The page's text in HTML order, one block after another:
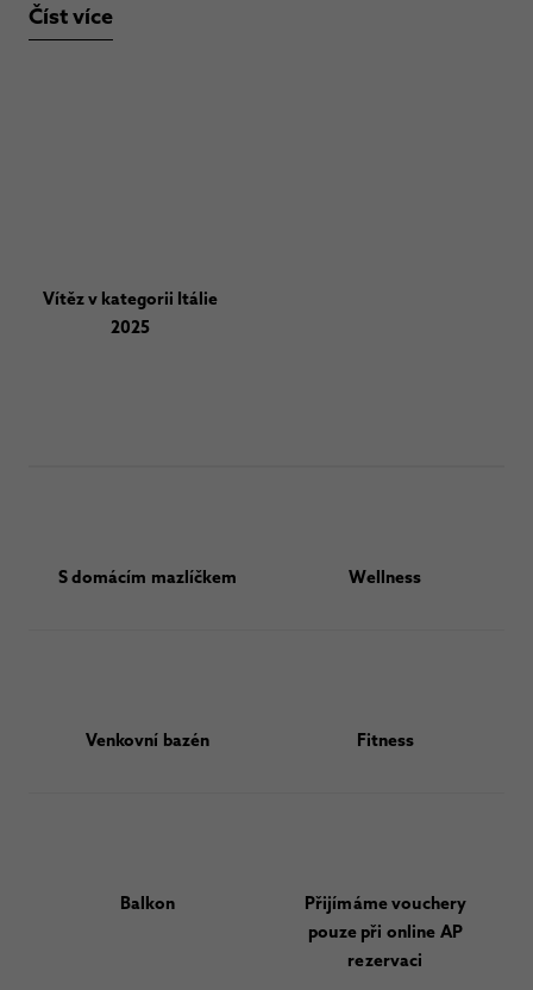
Číst více
Vítěz v kategorii Itálie
2025
S domácím mazlíčkem Wellness
Venkovní bazén Fitness
Balkon
Přijímáme vouchery
pouze při online AP
rezervaci